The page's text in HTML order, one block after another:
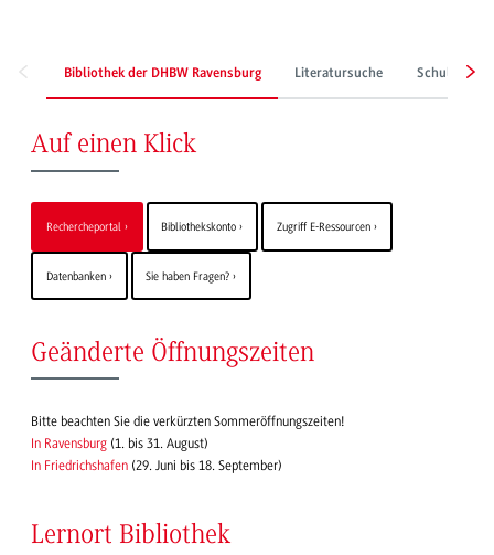
Bibliothek der DHBW Ravensburg Literatursuche Schulungen
Auf einen Klick
Rechercheportal Bibliothekskonto Zugriff E-Ressourcen
Datenbanken Sie haben Fragen?
Geänderte Öffnungszeiten
Bitte beachten Sie die verkürzten Sommeröffnungszeiten!
In Ravensburg (1. bis 31. August)
In Friedrichshafen (29. Juni bis 18. September)
Lernort Bibliothek